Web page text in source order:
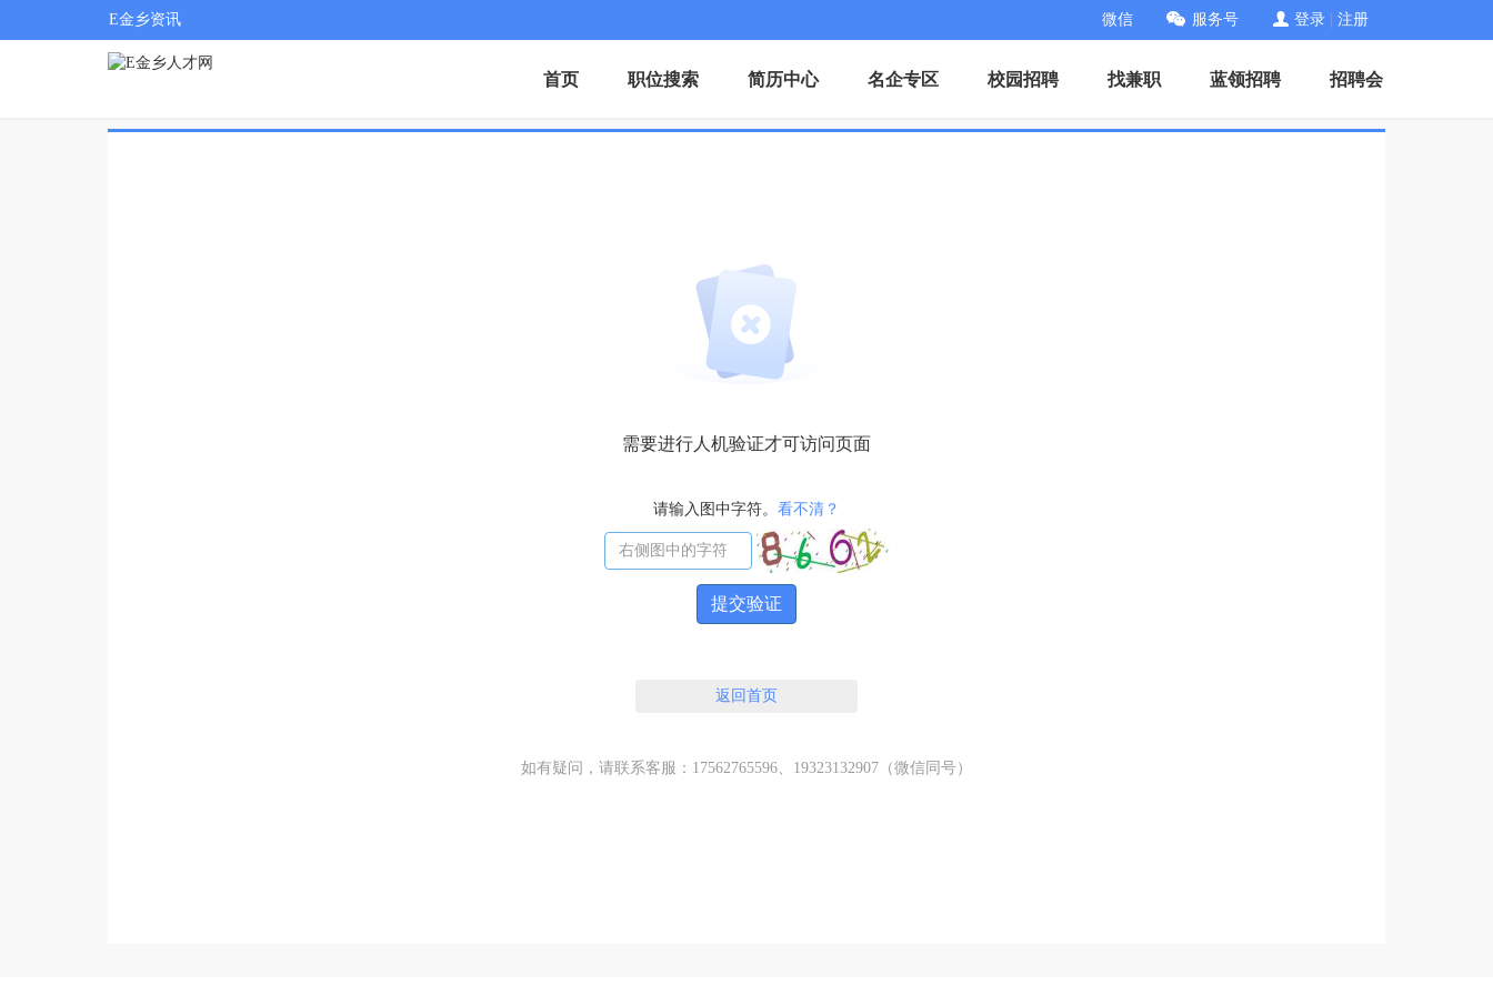
E金乡资讯 微信 服务号 登录 注册
首页 职位搜索 简历中心 名企专区 校园招聘 找兼职 蓝领招聘 招聘会
需要进行人机验证才可访问页面
请输入图中字符。 看不清？
提交验证
返回首页
如有疑问，请联系客服：17562765596、19323132907（微信同号）